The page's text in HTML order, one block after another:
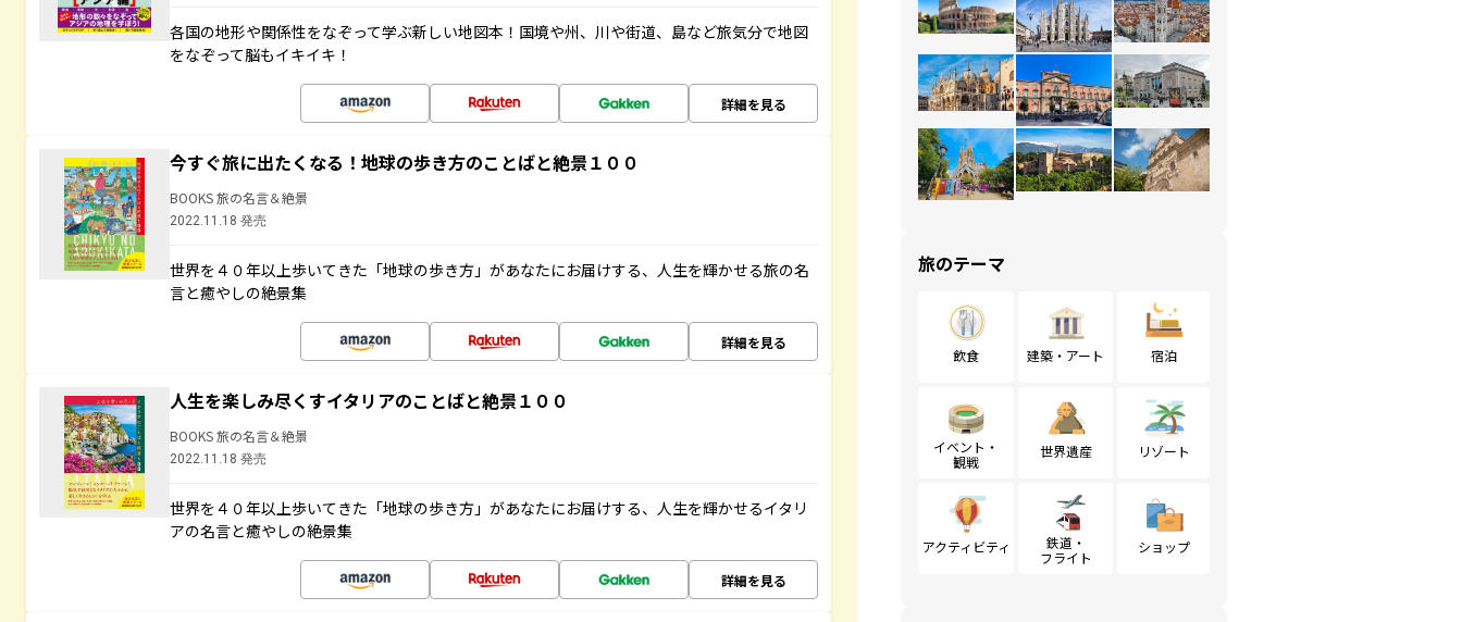
各国の地形や関係性をなぞって学ぶ新しい地図本！国境や州、川や街道、島など旅気分で地図
をなぞって脳もイキイキ！
詳細を見る
今すぐ旅に出たくなる！地球の歩き方のことばと絶景１００
BOOKS 旅の名言＆絶景
2022.11.18 発売
世界を４０年以上歩いてきた「地球の歩き方」があなたにお届けする、人生を輝かせる旅の名
言と癒やしの絶景集
詳細を見る
人生を楽しみ尽くすイタリアのことばと絶景１００
BOOKS 旅の名言＆絶景
2022.11.18 発売
世界を４０年以上歩いてきた「地球の歩き方」があなたにお届けする、人生を輝かせるイタリ
アの名言と癒やしの絶景集
詳細を見る
旅のテーマ
飲食 建築・アート 宿泊
イベント・
観戦
世界遺産 リゾート
アクティビティ
鉄道・
フライト
ショップ